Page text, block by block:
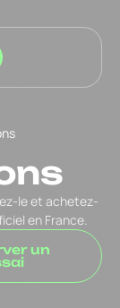
le et achetez-
en France.
un